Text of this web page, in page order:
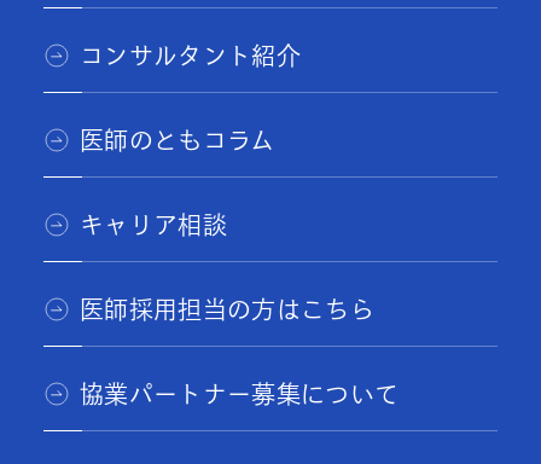
コンサルタント紹介
医師のともコラム
キャリア相談
医師採用担当の方はこちら
協業パートナー募集について